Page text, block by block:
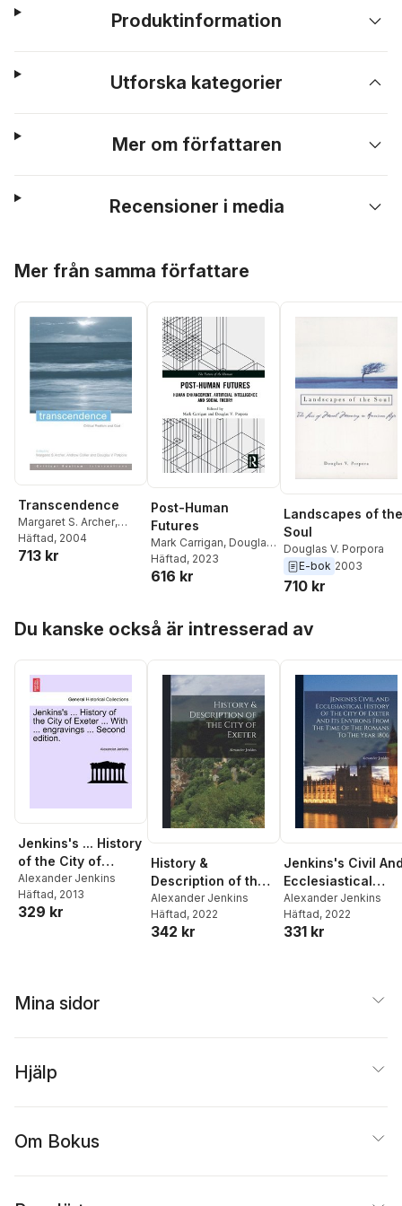
Produktinformation
Utforska kategorier
Mer om författaren
Recensioner i media
Mer från samma författare
Transcendence
Margaret S. Archer,
Andrew Collier
Douglas V. Porpora
Häftad, 2004
713 kr
Post-Human
Futures
Mark Carrigan, Douglas
V. Porpora
Häftad, 2023
616 kr
Landscapes of the
Soul
Douglas V. Porpora
E-bok 2003
710 kr
Du kanske också är intresserad av
Jenkins's ... History
of the City of
Exeter ... with ...
Engravings ...
Second Edition.
Alexander Jenkins
Häftad, 2013
329 kr
History &
Description of the
City of Exeter
Alexander Jenkins
Häftad, 2022
342 kr
Jenkins's Civil
Ecclesiastical
History Of The
Of Exeter And Its
Environs From The
Alexander Jenkins
Häftad, 2022
331 kr
Mina sidor
Hjälp
Om Bokus